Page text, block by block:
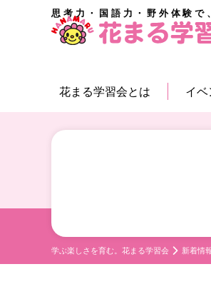
思考力・国語力・野外体験で
花まる学習会とは イ
学ぶ楽しさを育む。花まる学習会 新着情